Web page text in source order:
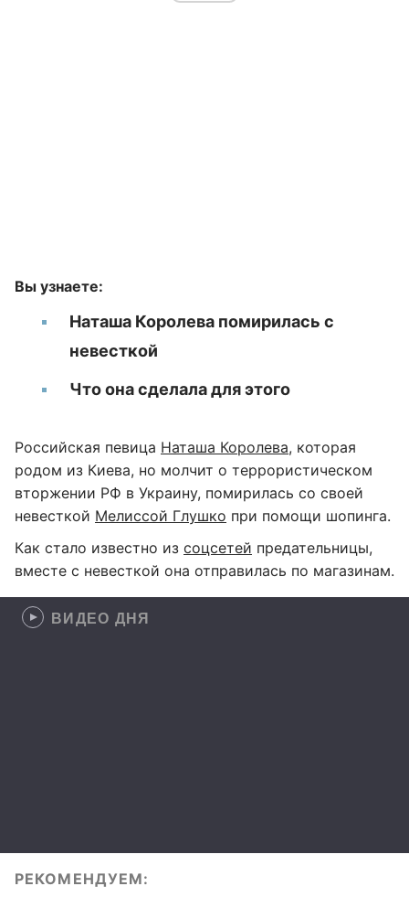
Вы узнаете:
Наташа Королева помирилась с
невесткой
Что она сделала для этого
Российская певица Наташа Королева, которая
родом из Киева, но молчит о террористическом
вторжении РФ в Украину, помирилась со своей
невесткой Мелиссой Глушко при помощи шопинга.
Как стало известно из соцсетей предательницы,
вместе с невесткой она отправилась по магазинам.
ВИДЕО ДНЯ
РЕКОМЕНДУЕМ: